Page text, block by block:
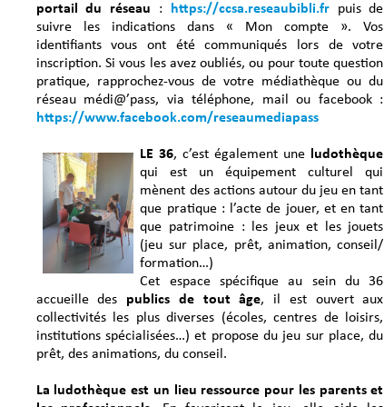
portail du réseau : https://ccsa.reseaubibli.frpuis de
suivre les indications dans « Mon compte ». Vos
identifiants vous ont été communiqués lors de votre
inscription. Si vous les avez oubliés, ou pour toute question
pratique, rapprochez-vous de votre médiathèque ou du
réseau médi@’pass, via téléphone, mail ou facebook :
https://www.facebook.com/reseaumediapass
LE 36, c’est également une ludothèque
qui est un équipement culturel qui
mènent des actions autour du jeu en tant
que pratique : l’acte de jouer, et en tant
que patrimoine : les jeux et les jouets
(jeu sur place, prêt, animation, conseil/
formation…)
Cet espace spécifique au sein du 36
accueille des publics de tout âge, il est ouvert aux
collectivités les plus diverses (écoles, centres de loisirs,
institutions spécialisées…) et propose du jeu sur place, du
prêt, des animations, du conseil.
La ludothèque est un lieu ressource pour les parents et